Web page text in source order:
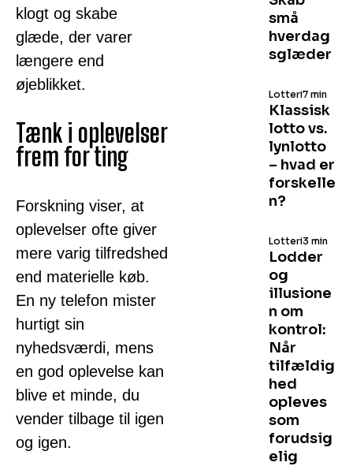
klogt og skabe
glæde, der varer
længere end
øjeblikket.
Tænk i oplevelser
frem for ting
Forskning viser, at
oplevelser ofte giver
mere varig tilfredshed
end materielle køb.
En ny telefon mister
hurtigt sin
nyhedsværdi, mens
en god oplevelse kan
blive et minde, du
vender tilbage til igen
og igen.
små
hverdag
sglæder
Klassisk
lotto vs.
lynlotto
– hvad er
forskelle
n?
Lotteri7 min
Lodder
og
illusione
n om
kontrol:
Når
tilfældig
hed
opleves
som
forudsig
elig
Lotteri3 min